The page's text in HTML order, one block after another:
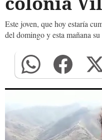
Este joven, que hoy estaría
del domingo y esta mañana